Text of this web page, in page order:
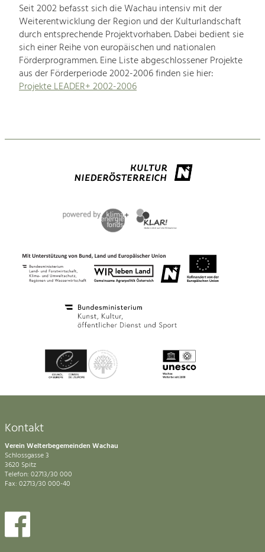
Seit 2002 befasst sich die Wachau intensiv mit der
Weiterentwicklung der Region und der Kulturlandschaft
durch entsprechende Projektvorhaben. Dabei bedient sie
sich einer Reihe von europäischen und nationalen
Förderprogrammen. Eine Liste abgeschlossener Projekte
aus der Förderperiode 2002-2006 finden sie hier:
Projekte LEADER+ 2002-2006
Kontakt
Verein Welterbegemeinden Wachau
Schlossgasse 3
3620 Spitz
Telefon: 02713/30 000
Fax: 02713/30 000-40